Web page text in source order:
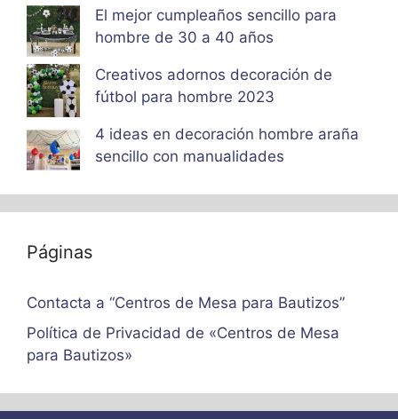
El mejor cumpleaños sencillo para
hombre de 30 a 40 años
Creativos adornos decoración de
fútbol para hombre 2023
4 ideas en decoración hombre araña
sencillo con manualidades
Páginas
Contacta a “Centros de Mesa para Bautizos”
Política de Privacidad de «Centros de Mesa
para Bautizos»